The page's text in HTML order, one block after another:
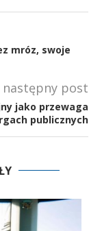
mróz, swoje
następny post
jako przewaga
publicznych